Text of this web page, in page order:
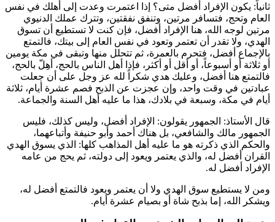
ثانياً: يكون الإفراد أفضل متى؟ إذا اعتمرت وعدت إلى أهلك في نفس
العام وتحج، فتسافر مرتين، وتنفق نفقتين، وتترك عملك الدنيوي
مرتين لوجه الله، هنا الإفراد أفضل، فإن كنت لا تستطيع أن تسوق
الهدي، ولا تقدر أن تعتمر وتعود في نفس العام إلى بيتك، فالتمتع
بالإجماع أفضل، فتحرم بالعمرة، ثم تتحلل منها وتبقى في مكة يومين
أو ثلاثة أو أسبوعاً، أو أقل أو أكثر، فإذا أهل الناس بالحج، أهِلّ بالحج،
فالتمتع هنا أفضل، وعليك هدي شكراً لله عز وجل على أن جعلت
عبادتين في وقت واحد، وإن عجزت عن الذبح فصم عشرة أيام، ثلاثة
أيام في مكة، وسبعة في بلادك، هذا ما عليه أهل السنة والجماعة.
قال الأستاذ: الجمهور يقولون: الإفراد أفضل، وليس كذلك، فليس
الجمهور مالك و الشافعي، بل هناك أحمد و أبو حنيفة وأتباعهما،
والحكم الذي ذكرته هو ما عليه أهل المذاهب كلها: الذي يسوق الهدي
القران أفضل له، والذي يعتمر ويعود إلى دولته، ثم يحج من عامه
الإفراد أفضل له.
ومن لا يستطيع سوق الهدي ولا أن يعتمر ويعود فالتمتع أفضل له،
ويشكر الله، إما بذبح شاة أو بصيام عشرة أيام.